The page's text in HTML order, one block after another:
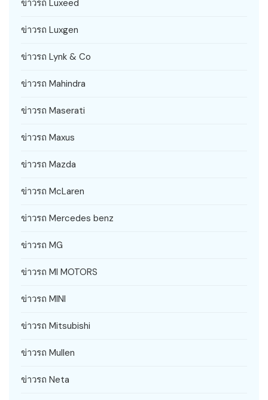
ข่าวรถ Luxeed
ข่าวรถ Luxgen
ข่าวรถ Lynk & Co
ข่าวรถ Mahindra
ข่าวรถ Maserati
ข่าวรถ Maxus
ข่าวรถ Mazda
ข่าวรถ McLaren
ข่าวรถ Mercedes benz
ข่าวรถ MG
ข่าวรถ MI MOTORS
ข่าวรถ MINI
ข่าวรถ Mitsubishi
ข่าวรถ Mullen
ข่าวรถ Neta